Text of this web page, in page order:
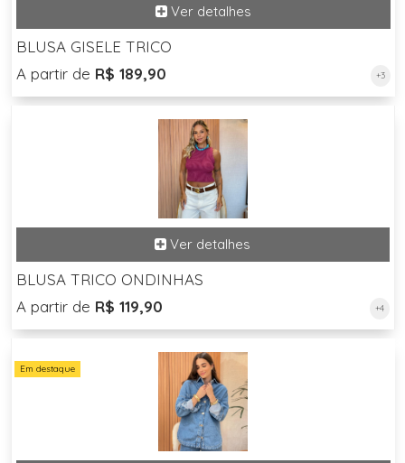
BLUSA GISELE TRICO
A partir de R$ 189,90 +3
BLUSA TRICO ONDINHAS
A partir de R$ 119,90 +4
Em destaque